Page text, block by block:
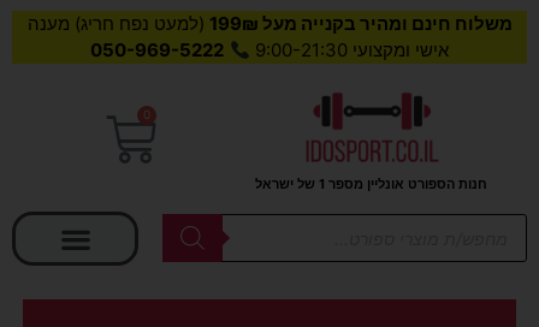
משלוח חינם ומהיר בקנייה מעל 199₪
(למעט נפח חריג) מענה
אישי ומקצועי 9:00-21:30
050-969-5222
חנות הספורט אונליין מספר 1 של ישראל
0
עגלת
Products